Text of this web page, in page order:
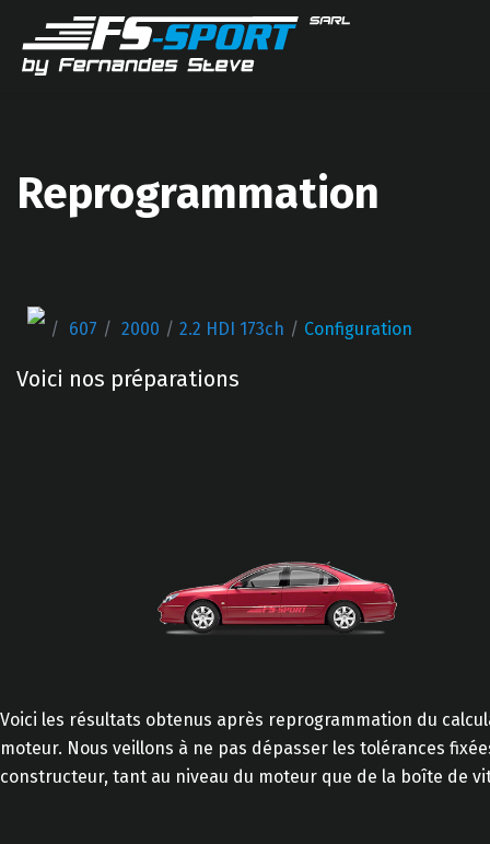
Reprogrammation
607 2000 2.2 HDI 173ch Configuration
Voici nos préparations
Voici les résultats obtenus après reprogrammation du
moteur. Nous veillons à ne pas dépasser les tolérances
constructeur, tant au niveau du moteur que de la boîte de